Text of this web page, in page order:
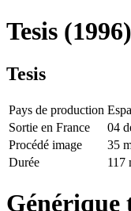
Tesis
Tesis
Pays de production
Sortie en France
04
Procédé image
35
Durée
117
Générique